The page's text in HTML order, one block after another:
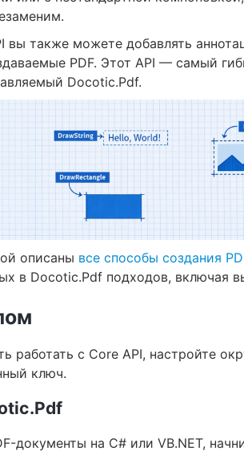
также можете добавлять
PDF. Этот API — самый
Docotic.Pdf.
описаны все способы создания
в Docotic.Pdf подходов, включая
работать с Core API, настройте
ключ.
документы на C# или VB.NET,